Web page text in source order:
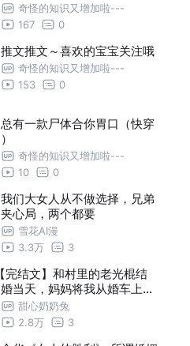
奇怪的知识又增加啦---
167
0
推文推文～喜欢的宝宝关注哦
奇怪的知识又增加啦---
153
0
总有一款尸体合你胃口（快穿
）
奇怪的知识又增加啦---
10
0
我们大女人从不做选择，兄弟
夹心局，两个都要
雪花AI漫
3.3万
3
【完结文】和村里的老光棍结
婚当天，妈妈将我从婚车上拽
了下来。 「不能嫁，你不能嫁
，让你妹妹嫁！」 那一刻，我
甜心奶奶兔
2.8万
3